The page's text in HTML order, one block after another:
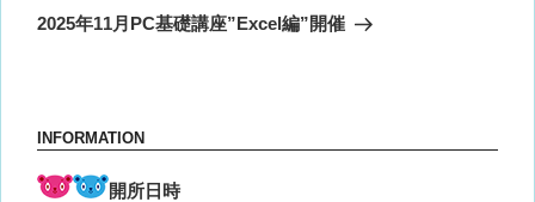
ゲ
ン
の
2025年11月PC基礎講座”Excel編”開催
INFORMATION
開所日時